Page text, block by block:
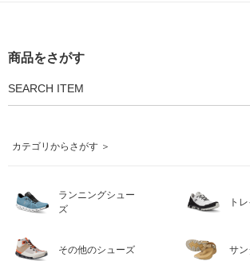
商品をさがす
SEARCH ITEM
カテゴリからさがす ＞
ランニングシュー
ズ
ト
その他のシューズ サ